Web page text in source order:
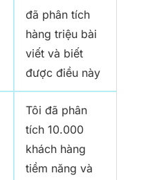
đã phân tích
hàng triệu bài
viết và biết
được điều này
Tôi đã phân
tích 10.000
khách hàng
tiềm năng và